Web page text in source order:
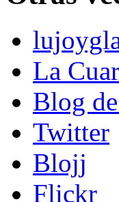
La
Blog
Twitter
Blojj
Flickr